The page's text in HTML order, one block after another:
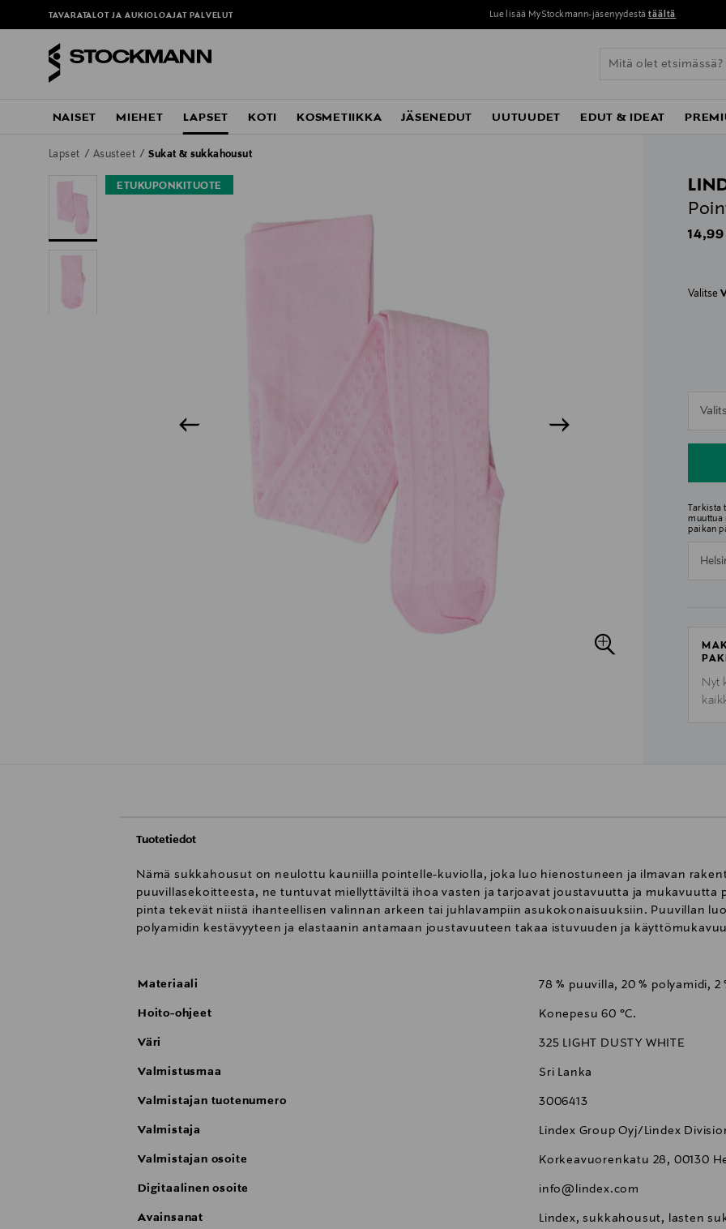
TAVARATALOT JA AUKIOLOAJAT PALVELUT Lue lisää MyStockmann-jäsenyydestä täältä
NAISET MIEHET LAPSET KOTI KOSMETIIKKA JÄSENEDUT UUTUUDET EDUT & IDEAT
Lapset Asusteet Sukat & sukkahousut
ETUKUPONKITUOTE
Valitse
muuttua
paikan
Nyt
Tuotetiedot
Nämä sukkahousut on neulottu kauniilla pointelle-kuviolla, joka luo hienostuneen ja ilmavan
puuvillasekoitteesta, ne tuntuvat miellyttäviltä ihoa vasten ja tarjoavat joustavuutta ja mukavuutta
pinta tekevät niistä ihanteellisen valinnan arkeen tai juhlavampiin asukokonaisuuksiin. Puuvillan
polyamidin kestävyyteen ja elastaanin antamaan joustavuuteen takaa istuvuuden ja
Materiaali 78 % puuvilla, 20 % polyamidi, 2
Hoito-ohjeet Konepesu 60 °C.
Väri 325 LIGHT DUSTY WHITE
Valmistusmaa Sri Lanka
Valmistajan tuotenumero 3006413
Valmistaja Lindex Group Oyj/Lindex
Valmistajan osoite Korkeavuorenkatu 28, 00130
Digitaalinen osoite info@lindex.com
Avainsanat
Lindex, sukkahousut, lasten